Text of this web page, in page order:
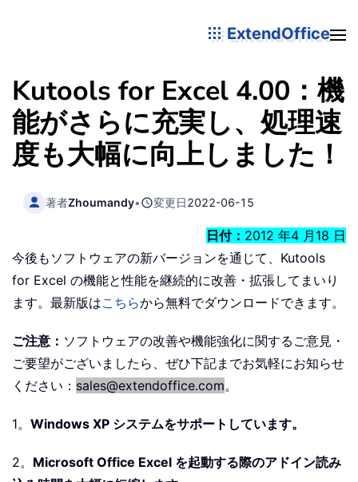
ExtendOffice
Kutools for Excel 4.00：機
能がさらに充実し、処理速
度も大幅に向上しました！
著者Zhoumandy• 変更日2022-06-15
日付： 2012 年4 月18 日
今後もソフトウェアの新バージョンを通じて、Kutools
for Excel の機能と性能を継続的に改善・拡張してまいり
ます。最新版はこちらから無料でダウンロードできます。
ご注意： ソフトウェアの改善や機能強化に関するご意見・
ご要望がございましたら、ぜひ下記までお気軽にお知らせ
ください： sales@extendoffice.com。
1。 Windows XP システムをサポートしています。
2。 Microsoft Office Excel を起動する際のアドイン読み